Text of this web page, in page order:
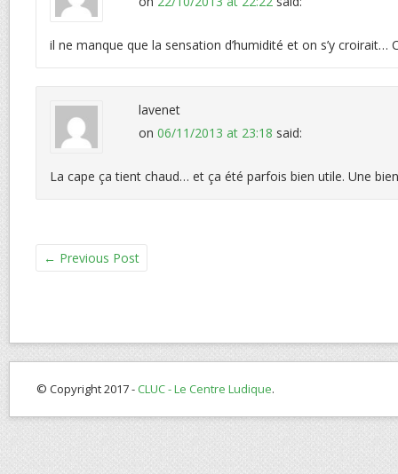
il ne manque que la sensation d’humidité et on s’y croirait…
lavenet
on 06/11/2013 at 23:18 said:
La cape ça tient chaud… et ça été parfois bien utile. Une
← Previous Post
© Copyright 2017 -CLUC - Le Centre Ludique.